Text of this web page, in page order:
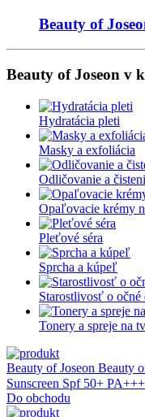
Beauty of
Beauty of Joseon v
Hydratácia pleti
Masky a exfoliácia
Odličovanie a
Opaľovacie krémy
Pleťové séra
Sprcha a kúpeľ
Starostlivosť o očné
Tonery a spreje na
Beauty of Joseon Beauty
Sunscreen Spf 50+
Do obchodu